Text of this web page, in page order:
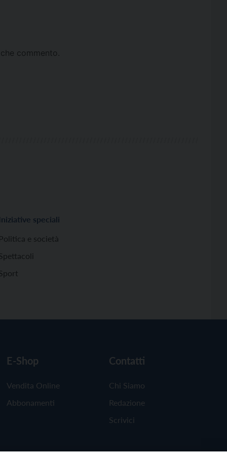
commento.
Iniziative speciali
Politica e società
E-Shop
Vendita Online
Abbonamenti
Contatti
Chi Siamo
Redazione
Scrivici